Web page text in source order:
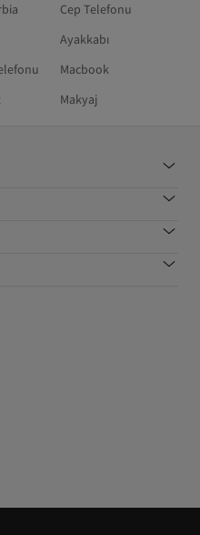
Cep Telefonu
Ayakkabı
Macbook
Makyaj